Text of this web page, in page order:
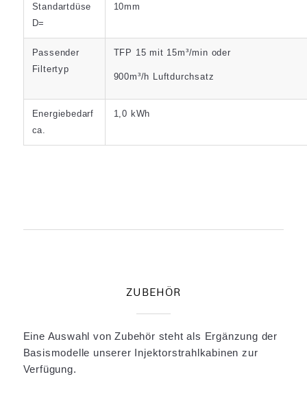
Standartdüse
D=
10mm
Passender
Filtertyp
TFP 15 mit 15m³/min oder
900m³/h Luftdurchsatz
Energiebedarf
ca.
1,0 kWh
ZUBEHÖR
Eine Auswahl von Zubehör steht als Ergänzung der
Basismodelle unserer Injektorstrahlkabinen zur
Verfügung.